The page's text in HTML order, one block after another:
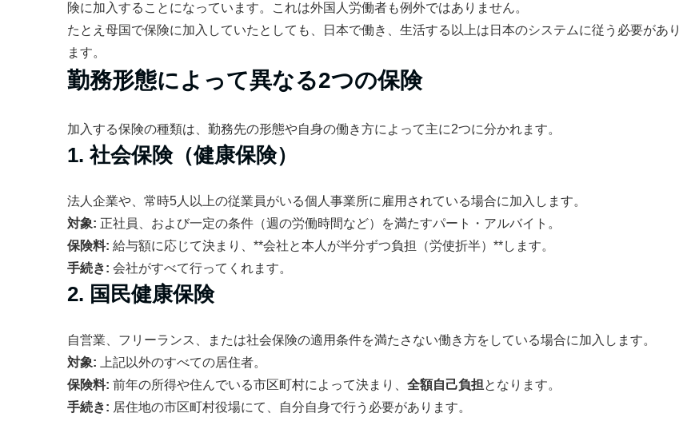
険に加入することになっています。これは外国人労働者も例外ではありません。
たとえ母国で保険に加入していたとしても、日本で働き、生活する以上は日本のシステムに従う必要があり
ます。
勤務形態によって異なる2つの保険
加入する保険の種類は、勤務先の形態や自身の働き方によって主に2つに分かれます。
1. 社会保険（健康保険）
法人企業や、常時5人以上の従業員がいる個人事業所に雇用されている場合に加入します。
対象: 正社員、および一定の条件（週の労働時間など）を満たすパート・アルバイト。
保険料: 給与額に応じて決まり、**会社と本人が半分ずつ負担（労使折半）**します。
手続き: 会社がすべて行ってくれます。
2. 国民健康保険
自営業、フリーランス、または社会保険の適用条件を満たさない働き方をしている場合に加入します。
対象: 上記以外のすべての居住者。
保険料: 前年の所得や住んでいる市区町村によって決まり、 全額自己負担となります。
手続き: 居住地の市区町村役場にて、自分自身で行う必要があります。